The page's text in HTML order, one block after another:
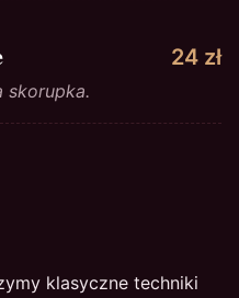
24 zł
skorupka.
klasyczne techniki